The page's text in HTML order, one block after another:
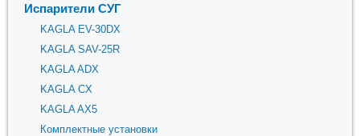
Испарители СУГ
KAGLA EV-30DX
KAGLA SAV-25R
KAGLA ADX
KAGLA CX
KAGLA AX5
Комплектные установки